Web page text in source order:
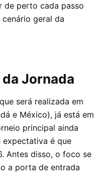
de perto cada passo
geral da
Jornada
será realizada em
e México), já está em
principal ainda
expectativa é que
Antes disso, o foco se
a porta de entrada